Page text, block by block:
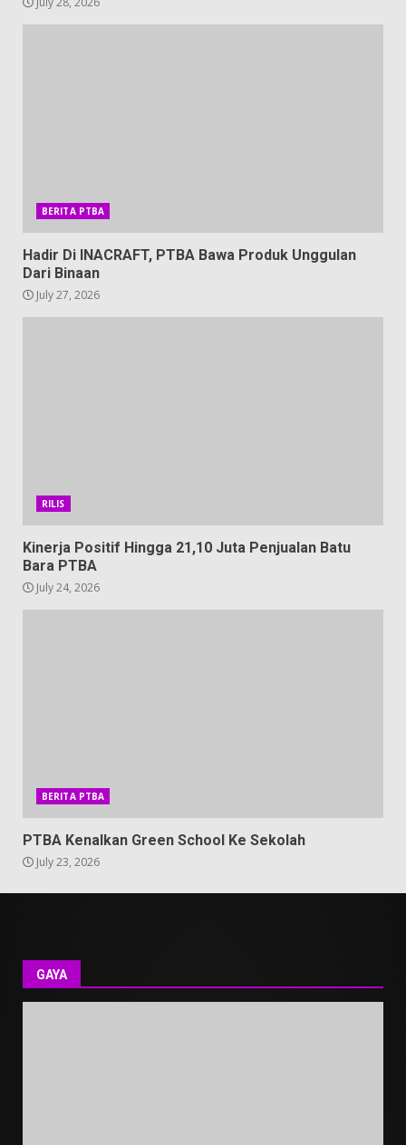
BERITA PTBA
Hadir Di INACRAFT, PTBA Bawa Produk Unggulan
Dari Binaan
July 27, 2026
RILIS
Kinerja Positif Hingga 21,10 Juta Penjualan Batu
Bara PTBA
July 24, 2026
BERITA PTBA
PTBA Kenalkan Green School Ke Sekolah
July 23, 2026
GAYA